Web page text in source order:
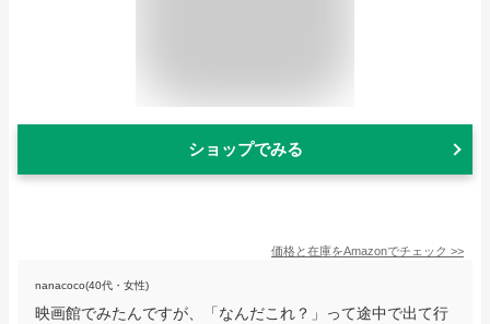
ショップでみる
価格と在庫をAmazonでチェック >>
nanacoco(40代・女性)
映画館でみたんですが、「なんだこれ？」って途中で出て行